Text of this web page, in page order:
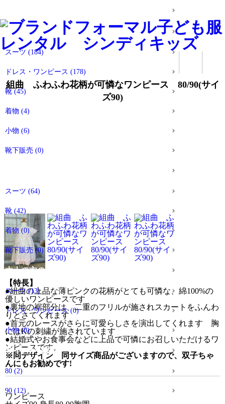
女の子のアイテム
スーツ (184)
ドレス・ワンピース (178)
靴 (45)
着物 (4)
小物 (6)
靴下販売 (0)
スーツ (64)
靴 (42)
着物(0)
靴下販売(0)
大人の方のアイテム
スーツ(13)
ドレス・ワンピース(0)
小物(0)
サイズから探す
80 (2)
90 (12)
組曲 ふわふわ花柄が可憐なワンピース 80/90(サイ
ズ90)
【特長】
●組曲の上品な薄ピンクの花柄がとても可憐な、綿100%の
優しいワンピースです
●裏地の裾部分は、二重のフリルが施されスカートをふんわ
りとさてくれます
●首元のレースがさらに可愛らしさを演出してくれます 胸
にはKの刺繍が施されています
●結婚式やお食事会などに上品で可憐にお召しいただけるワ
ンピースです。
※同デザイン 同サイズ商品がございますので、双子ちゃ
んにもお勧めです!
ワンピース